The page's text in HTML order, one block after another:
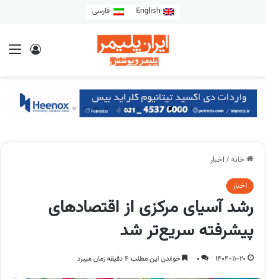
English فارسی
خانه/ اخبار
اخبار
رشد آسیای مرکزی از اقتصادهای
پیشرفته سریع‌تر شد
1404-11-20
0 خواندن این مطلب 4 دقیقه زمان میبرد